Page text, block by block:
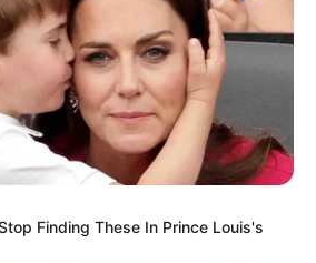
akademisi
Finding These In Prince Louis's